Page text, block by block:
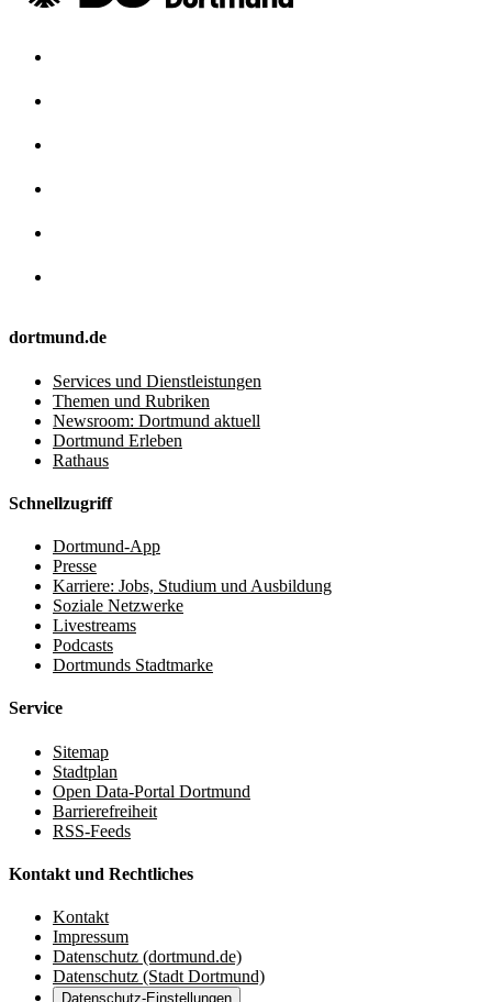
dortmund.de
Services und Dienstleistungen
Themen und Rubriken
Newsroom: Dortmund aktuell
Dortmund Erleben
Rathaus
Schnellzugriff
Dortmund-App
Presse
Karriere: Jobs, Studium und Ausbildung
Soziale Netzwerke
Livestreams
Podcasts
Dortmunds Stadtmarke
Service
Sitemap
Stadtplan
Open Data-Portal Dortmund
Barrierefreiheit
RSS-Feeds
Kontakt und Rechtliches
Kontakt
Impressum
Datenschutz (dortmund.de)
Datenschutz (Stadt Dortmund)
Datenschutz-Einstellungen